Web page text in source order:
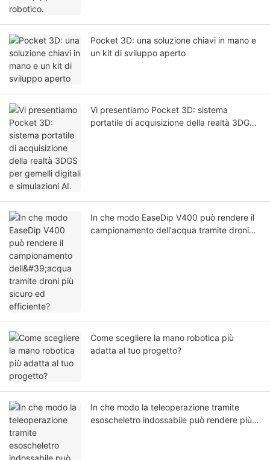
Pocket 3D: una soluzione chiavi in ​​mano e
un kit di sviluppo aperto
Vi presentiamo Pocket 3D: sistema
portatile di acquisizione della realtà 3DGS
In che modo EaseDip V400 può rendere il
campionamento dell'acqua tramite droni
Come scegliere la mano robotica più
adatta al tuo progetto?
In che modo la teleoperazione tramite
esoscheletro indossabile può rendere più